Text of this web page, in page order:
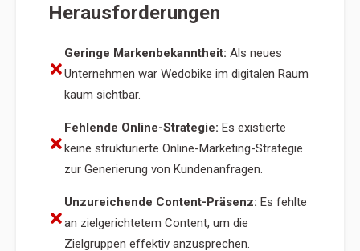
Herausforderungen
Geringe Markenbekanntheit: Als neues
Unternehmen war Wedobike im digitalen Raum
kaum sichtbar.
Fehlende Online-Strategie: Es existierte
keine strukturierte Online-Marketing-Strategie
zur Generierung von Kundenanfragen.
Unzureichende Content-Präsenz: Es fehlte
an zielgerichtetem Content, um die
Zielgruppen effektiv anzusprechen.